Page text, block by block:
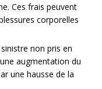
Ces frais peuvent
corporelles
non pris en
augmentation du
une hausse de la